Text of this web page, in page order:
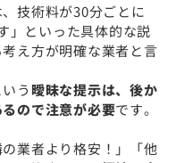
技術料が30分ごとに
」といった具体的な説
え方が明確な業者と言
う 曖昧な提示は、後か
ので注意が必要です。
業者より格安！」「他